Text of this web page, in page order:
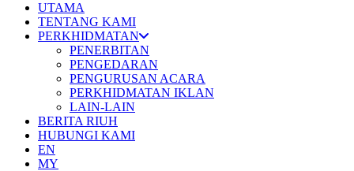
UTAMA
TENTANG KAMI
PERKHIDMATAN
PENERBITAN
PENGEDARAN
PENGURUSAN ACARA
PERKHIDMATAN IKLAN
LAIN-LAIN
BERITA RIUH
HUBUNGI KAMI
EN
MY